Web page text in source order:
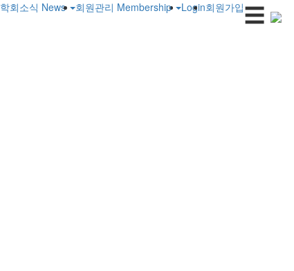
학회소식 News 회원관리 Membership Login회원가입☰